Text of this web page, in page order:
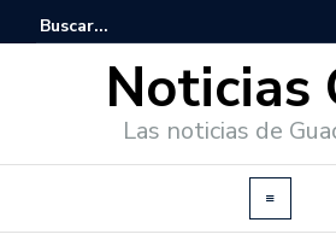
Noticias
Las noticias de